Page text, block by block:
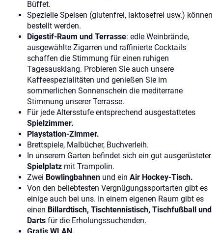
Büffet.
Spezielle Speisen (glutenfrei, laktosefrei usw.) können
bestellt werden.
Digestif-Raum und Terrasse: edle Weinbrände,
ausgewählte Zigarren und raffinierte Cocktails
schaffen die Stimmung für einen ruhigen
Tagesausklang. Probieren Sie auch unsere
Kaffeespezialitäten und genießen Sie im
sommerlichen Sonnenschein die mediterrane
Stimmung unserer Terrasse.
Für jede Altersstufe entsprechend ausgestattetes
Spielzimmer.
Playstation-Zimmer.
Brettspiele, Malbücher, Buchverleih.
In unserem Garten befindet sich ein gut ausgerüsteter
Spielplatz mit Trampolin.
Zwei Bowlingbahnen und ein Air Hockey-Tisch.
Von den beliebtesten Vergnügungssportarten gibt es
einige auch bei uns. In einem eigenen Raum gibt es
einen Billardtisch, Tischtennistisch, Tischfußball und
Darts für die Erholungssuchenden.